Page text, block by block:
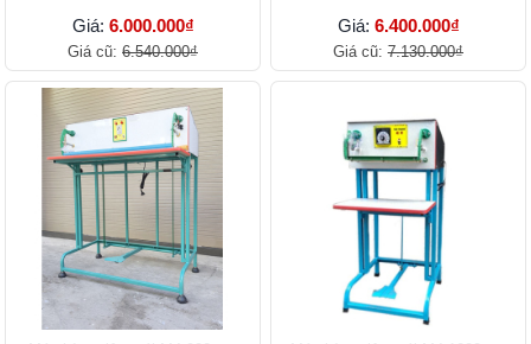
Giá: 6.000.000₫
Giá cũ: 6.540.000₫
Giá: 6.400.000₫
Giá cũ: 7.130.000₫